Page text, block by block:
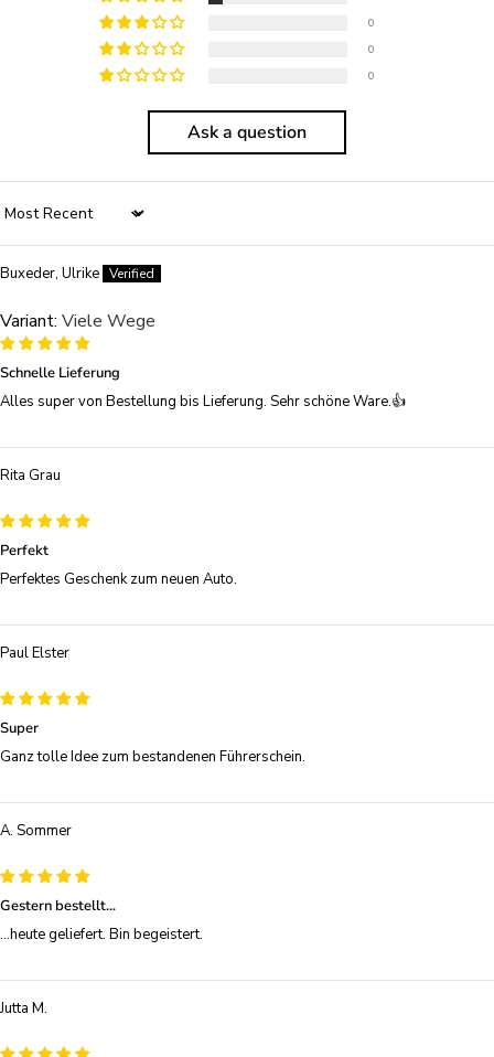
0
0
0
Ask a question
Sort by
Buxeder, Ulrike
Viele Wege
Schnelle Lieferung
Alles super von Bestellung bis Lieferung. Sehr schöne Ware.👍
Rita Grau
Perfekt
Perfektes Geschenk zum neuen Auto.
Paul Elster
Super
Ganz tolle Idee zum bestandenen Führerschein.
A. Sommer
Gestern bestellt...
...heute geliefert. Bin begeistert.
Jutta M.